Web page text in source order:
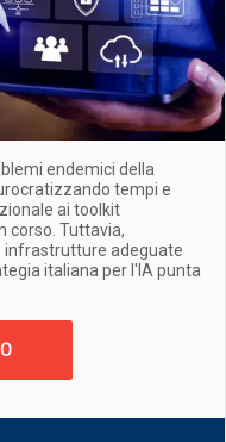
endemici della
tempi e
ai toolkit
corso. Tuttavia,
infrastrutture adeguate
italiana per l'IA punta